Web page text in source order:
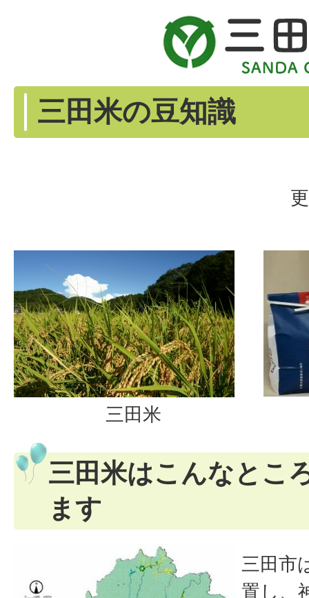
三田米の豆知識
三田米
三田米はこんなとこ
ます
三田市
置し、